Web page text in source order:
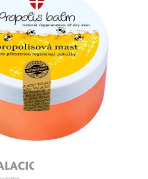
Paraffinum Liquidum, Cetearyl
Benzyl Benzoate, Benzyl Alcohol,